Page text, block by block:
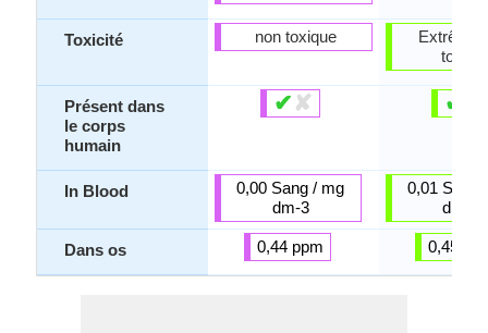
Toxicité
Présent dans
le corps
humain
In Blood
Dans os
non toxique
✔ ✘
0,00 Sang / mg
dm-3
0,44 ppm
✔
0,01 Sang
dm-3
0,45